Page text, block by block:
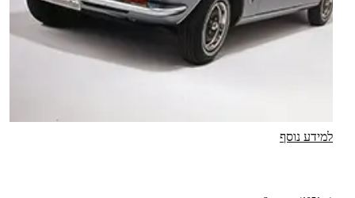
למידע נוסף